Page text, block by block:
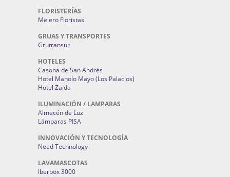
FLORISTERÍAS
Melero Floristas
GRUAS Y TRANSPORTES
Grutransur
HOTELES
Casona de San Andrés
Hotel Manolo Mayo (Los Palacios)
Hotel Zaida
ILUMINACIÓN / LAMPARAS
Almacén de Luz
Lámparas PISA
INNOVACIÓN Y TECNOLOGÍA
Need Technology
LAVAMASCOTAS
Iberbox 3000